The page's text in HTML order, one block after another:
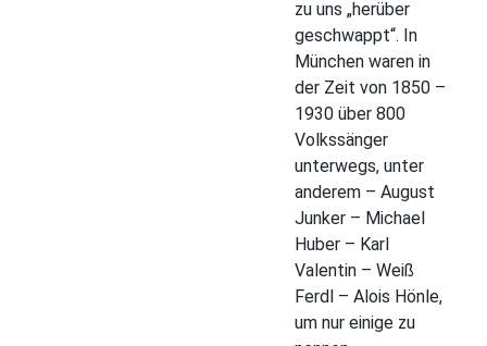
zu uns „herüber
geschwappt“. In
München waren in
der Zeit von 1850 –
1930 über 800
Volkssänger
unterwegs, unter
anderem – August
Junker – Michael
Huber – Karl
Valentin – Weiß
Ferdl – Alois Hönle,
um nur einige zu